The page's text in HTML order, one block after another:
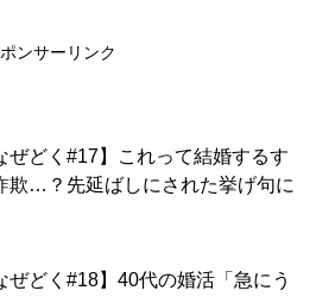
ンサーリンク
ぜどく#17】これって結婚するす
欺…？先延ばしにされた挙げ句に
ぜどく#18】40代の婚活「急にう